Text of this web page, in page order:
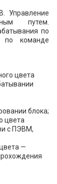
Управление
путем.
по
по команде
цвета
блока;
цвета
с ПЭВМ,
—